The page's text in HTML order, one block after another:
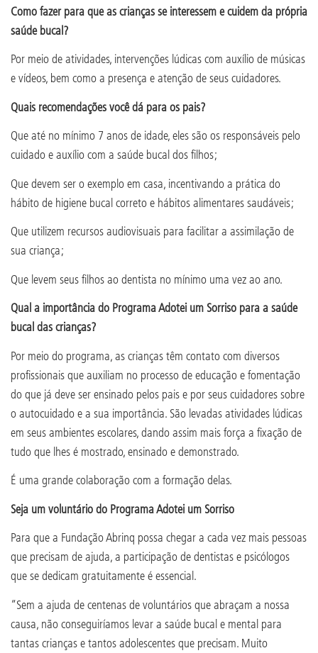
Como fazer para que as crianças se interessem e cuidem da própria
saúde bucal?
Por meio de atividades, intervenções lúdicas com auxílio de músicas
e vídeos, bem como a presença e atenção de seus cuidadores.
Quais recomendações você dá para os pais?
Que até no mínimo 7 anos de idade, eles são os responsáveis pelo
cuidado e auxílio com a saúde bucal dos filhos;
Que devem ser o exemplo em casa, incentivando a prática do
hábito de higiene bucal correto e hábitos alimentares saudáveis;
Que utilizem recursos audiovisuais para facilitar a assimilação de
sua criança;
Que levem seus filhos ao dentista no mínimo uma vez ao ano.
Qual a importância do Programa Adotei um Sorriso para a saúde
bucal das crianças?
Por meio do programa, as crianças têm contato com diversos
profissionais que auxiliam no processo de educação e fomentação
do que já deve ser ensinado pelos pais e por seus cuidadores sobre
o autocuidado e a sua importância. São levadas atividades lúdicas
em seus ambientes escolares, dando assim mais força a fixação de
tudo que lhes é mostrado, ensinado e demonstrado.
É uma grande colaboração com a formação delas.
Seja um voluntário do Programa Adotei um Sorriso
Para que a Fundação Abrinq possa chegar a cada vez mais pessoas
que precisam de ajuda, a participação de dentistas e psicólogos
que se dedicam gratuitamente é essencial.
“Sem a ajuda de centenas de voluntários que abraçam a nossa
causa, não conseguiríamos levar a saúde bucal e mental para
tantas crianças e tantos adolescentes que precisam. Muito